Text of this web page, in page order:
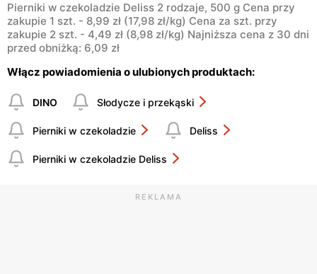
Pierniki w czekoladzie Deliss 2 rodzaje, 500 g Cena przy
zakupie 1 szt. - 8,99 zł (17,98 zł/kg) Cena za szt. przy
zakupie 2 szt. - 4,49 zł (8,98 zł/kg) Najniższa cena z 30 dni
przed obniżką: 6,09 zł
Włącz powiadomienia o ulubionych produktach:
DINO Słodycze i przekąski
Pierniki w czekoladzie Deliss
Pierniki w czekoladzie Deliss
REKLAMA